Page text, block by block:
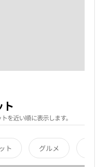
を近い順に表示します。
ト グルメ